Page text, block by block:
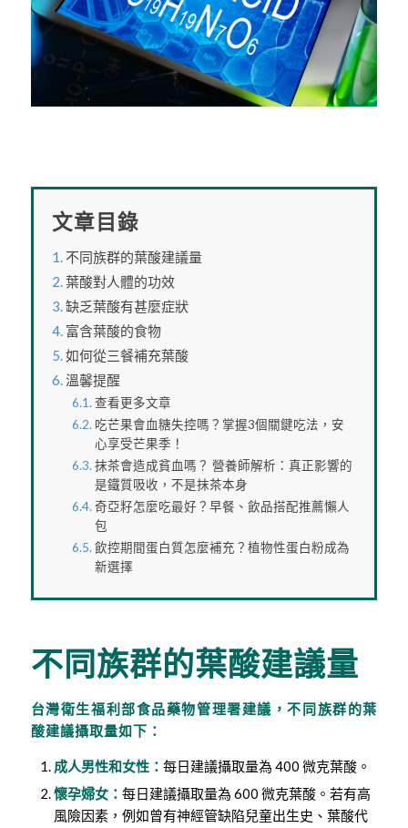
文章目錄
不同族群的葉酸建議量
葉酸對人體的功效
缺乏葉酸有甚麼症狀
富含葉酸的食物
如何從三餐補充葉酸
溫馨提醒
查看更多文章
吃芒果會血糖失控嗎？掌握3個關鍵吃法，安
心享受芒果季！
抹茶會造成貧血嗎？ 營養師解析：真正影響的
是鐵質吸收，不是抹茶本身
奇亞籽怎麼吃最好？早餐、飲品搭配推薦懶人
包
飲控期間蛋白質怎麼補充？植物性蛋白粉成為
新選擇
不同族群的葉酸建議量
台灣衛生福利部食品藥物管理署建議，不同族群的葉
酸建議攝取量如下：
成人男性和女性： 每日建議攝取量為 400 微克葉酸。
懷孕婦女： 每日建議攝取量為 600 微克葉酸。若有高
風險因素，例如曾有神經管缺陷兒童出生史、葉酸代